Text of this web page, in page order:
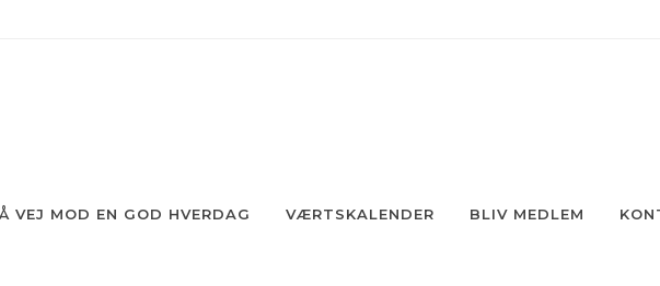
VEJ MOD EN GOD HVERDAG VÆRTSKALENDER BLIV MEDLEM